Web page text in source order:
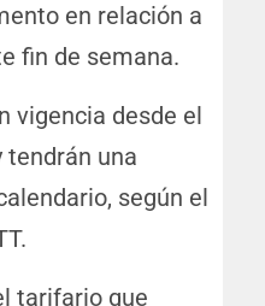
en relación a
fin de semana.
vigencia desde el
tendrán una
según el
tarifario que